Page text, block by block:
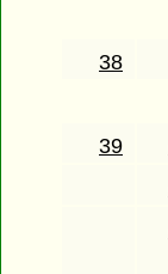
38
39